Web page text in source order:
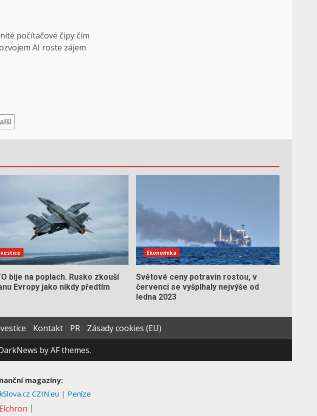
počítačové čipy čím
AI roste zájem
bije na poplach. Rusko zkouší
Evropy jako nikdy předtím
Ekonomika
Světové ceny potravin rostou, v
červenci se vyšplhaly nejvýše od
ledna 2023
Kontakt PR
Zásady cookies (EU)
by AF themes.
magazíny:
CZIN.eu | Peníze
|